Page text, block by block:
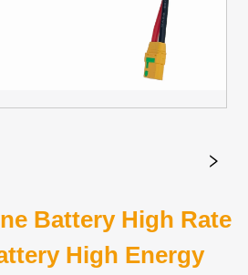
Battery High Rate
High Energy